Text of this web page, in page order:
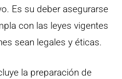
Es su deber asegurarse
con las leyes vigentes
sean legales y éticas.
la preparación de